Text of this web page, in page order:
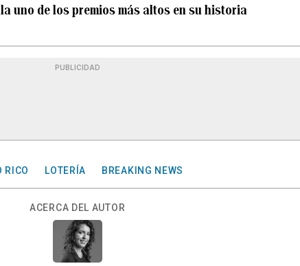
uno de los premios más altos en su historia
PUBLICIDAD
RICO LOTERÍA BREAKING NEWS
ACERCA DEL AUTOR